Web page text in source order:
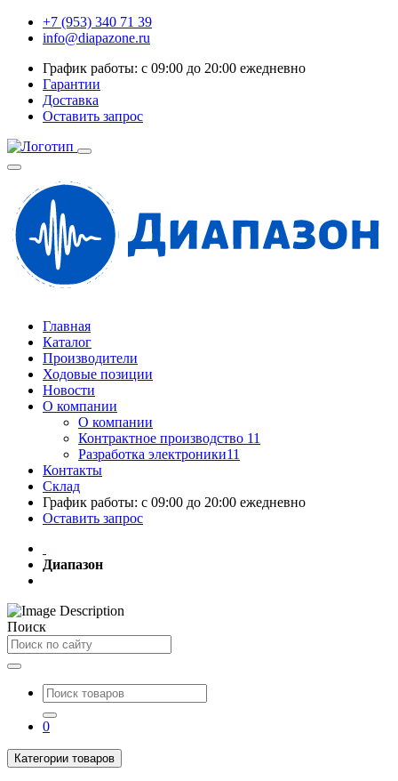
+7 (953) 340 71 39
info@diapazone.ru
График работы: с 09:00 до 20:00 ежедневно
Гарантии
Доставка
Оставить запрос
Главная
Каталог
Производители
Ходовые позиции
Новости
О компании
О компании
Контрактное производство 11
Разработка электроники11
Контакты
Склад
График работы: с 09:00 до 20:00 ежедневно
Оставить запрос
Диапазон
Поиск
0
Категории товаров